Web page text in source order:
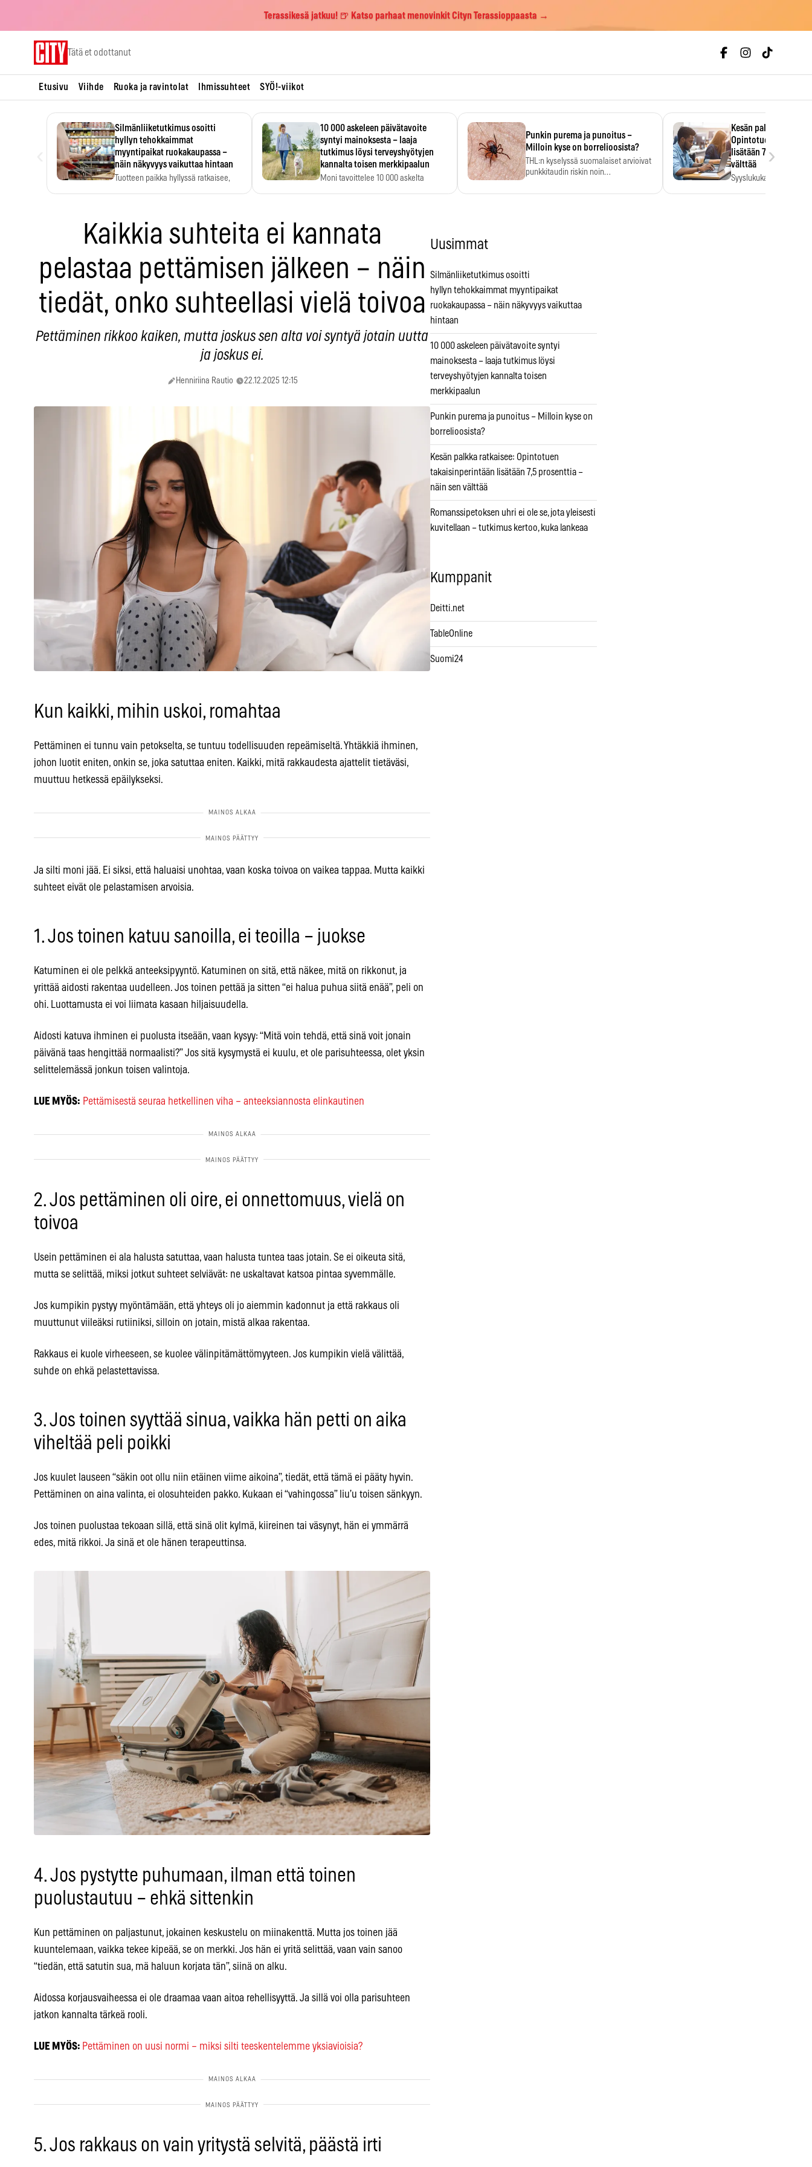
Terassikesä jatkuu! 🍺 Katso parhaat menovinkit Cityn Terassioppaasta →
Tätä et odottanut
Etusivu Viihde Ruoka ja ravintolat Ihmissuhteet SYÖ!-viikot
Silmänliiketutkimus osoitti
hyllyn tehokkaimmat
myyntipaikat ruokakaupassa –
näin näkyvyys vaikuttaa hintaan
Tuotteen paikka hyllyssä ratkaisee,
10 000 askeleen päivätavoite
syntyi mainoksesta – laaja
tutkimus löysi terveyshyötyjen
kannalta toisen merkkipaalun
Moni tavoittelee 10 000 askelta
Punkin purema ja punoitus –
Milloin kyse on borrelioosista?
THL:n kyselyssä suomalaiset arvioivat
punkkitaudin riskin noin
Kesän palkka
Opintotuen
lisätään 7,5
välttää
Syyslukukauden
›
Kaikkia suhteita ei kannata
pelastaa pettämisen jälkeen – näin
tiedät, onko suhteellasi vielä toivoa
Pettäminen rikkoo kaiken, mutta joskus sen alta voi syntyä jotain uutta
ja joskus ei.
Henniriina Rautio 22.12.2025 12:15
Kun kaikki, mihin uskoi, romahtaa
Pettäminen ei tunnu vain petokselta, se tuntuu todellisuuden repeämiseltä. Yhtäkkiä ihminen,
johon luotit eniten, onkin se, joka satuttaa eniten. Kaikki, mitä rakkaudesta ajattelit tietäväsi,
muuttuu hetkessä epäilykseksi.
Ja silti moni jää. Ei siksi, että haluaisi unohtaa, vaan koska toivoa on vaikea tappaa. Mutta kaikki
suhteet eivät ole pelastamisen arvoisia.
1. Jos toinen katuu sanoilla, ei teoilla – juokse
Katuminen ei ole pelkkä anteeksipyyntö. Katuminen on sitä, että näkee, mitä on rikkonut, ja
yrittää aidosti rakentaa uudelleen. Jos toinen pettää ja sitten “ei halua puhua siitä enää”, peli on
ohi. Luottamusta ei voi liimata kasaan hiljaisuudella.
Aidosti katuva ihminen ei puolusta itseään, vaan kysyy: “Mitä voin tehdä, että sinä voit jonain
päivänä taas hengittää normaalisti?” Jos sitä kysymystä ei kuulu, et ole parisuhteessa, olet yksin
selittelemässä jonkun toisen valintoja.
LUE MYÖS: Pettämisestä seuraa hetkellinen viha – anteeksiannosta elinkautinen
2. Jos pettäminen oli oire, ei onnettomuus, vielä on
toivoa
Usein pettäminen ei ala halusta satuttaa, vaan halusta tuntea taas jotain. Se ei oikeuta sitä,
mutta se selittää, miksi jotkut suhteet selviävät: ne uskaltavat katsoa pintaa syvemmälle.
Jos kumpikin pystyy myöntämään, että yhteys oli jo aiemmin kadonnut ja että rakkaus oli
muuttunut viileäksi rutiiniksi, silloin on jotain, mistä alkaa rakentaa.
Rakkaus ei kuole virheeseen, se kuolee välinpitämättömyyteen. Jos kumpikin vielä välittää,
suhde on ehkä pelastettavissa.
3. Jos toinen syyttää sinua, vaikka hän petti on aika
viheltää peli poikki
Jos kuulet lauseen “säkin oot ollu niin etäinen viime aikoina”, tiedät, että tämä ei pääty hyvin.
Pettäminen on aina valinta, ei olosuhteiden pakko. Kukaan ei “vahingossa” liu’u toisen sänkyyn.
Jos toinen puolustaa tekoaan sillä, että sinä olit kylmä, kiireinen tai väsynyt, hän ei ymmärrä
edes, mitä rikkoi. Ja sinä et ole hänen terapeuttinsa.
4. Jos pystytte puhumaan, ilman että toinen
puolustautuu – ehkä sittenkin
Kun pettäminen on paljastunut, jokainen keskustelu on miinakenttä. Mutta jos toinen jää
kuuntelemaan, vaikka tekee kipeää, se on merkki. Jos hän ei yritä selittää, vaan vain sanoo
“tiedän, että satutin sua, mä haluun korjata tän”, siinä on alku.
Aidossa korjausvaiheessa ei ole draamaa vaan aitoa rehellisyyttä. Ja sillä voi olla parisuhteen
jatkon kannalta tärkeä rooli.
LUE MYÖS: Pettäminen on uusi normi – miksi silti teeskentelemme yksiavioisia?
5. Jos rakkaus on vain yritystä selvitä, päästä irti
Uusimmat
Silmänliiketutkimus osoitti
hyllyn tehokkaimmat myyntipaikat
ruokakaupassa – näin näkyvyys vaikuttaa
hintaan
10 000 askeleen päivätavoite syntyi
mainoksesta – laaja tutkimus löysi
terveyshyötyjen kannalta toisen
merkkipaalun
Punkin purema ja punoitus – Milloin kyse on
borrelioosista?
Kesän palkka ratkaisee: Opintotuen
takaisinperintään lisätään 7,5 prosenttia –
näin sen välttää
Romanssipetoksen uhri ei ole se, jota yleisesti
kuvitellaan – tutkimus kertoo, kuka lankeaa
Kumppanit
Deitti.net
TableOnline
Suomi24